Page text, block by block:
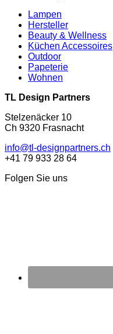
Lampen
Hersteller
Beauty & Wellness
Küchen Accessoires
Outdoor
Papeterie
Wohnen
TL Design Partners
Stelzenäcker 10
Ch 9320 Frasnacht
info@tl-designpartners.ch
+41 79 933 28 64
Folgen Sie uns